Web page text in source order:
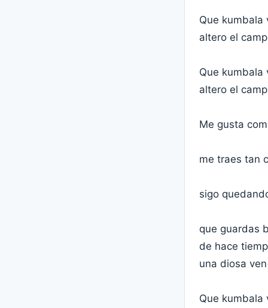
Que kumbala
altero el
Que kumbala
altero el
Me gusta
me traes tan
sigo
que guardas
de hace
una diosa
Que kumbala